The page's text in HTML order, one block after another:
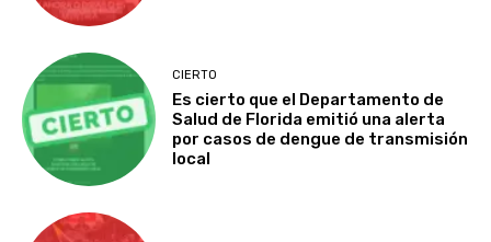
CIERTO
Es cierto que el Departamento de
Salud de Florida emitió una alerta
por casos de dengue de transmisión
local